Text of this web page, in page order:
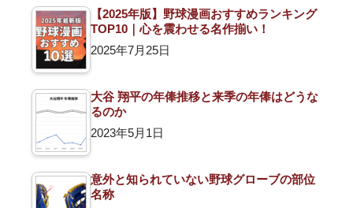
【2025年版】野球漫画おすすめランキング
TOP10｜心を震わせる名作揃い！
2025年7月25日
大谷 翔平の年俸推移と来季の年俸はどうな
るのか
2023年5月1日
意外と知られていない野球グローブの部位
名称